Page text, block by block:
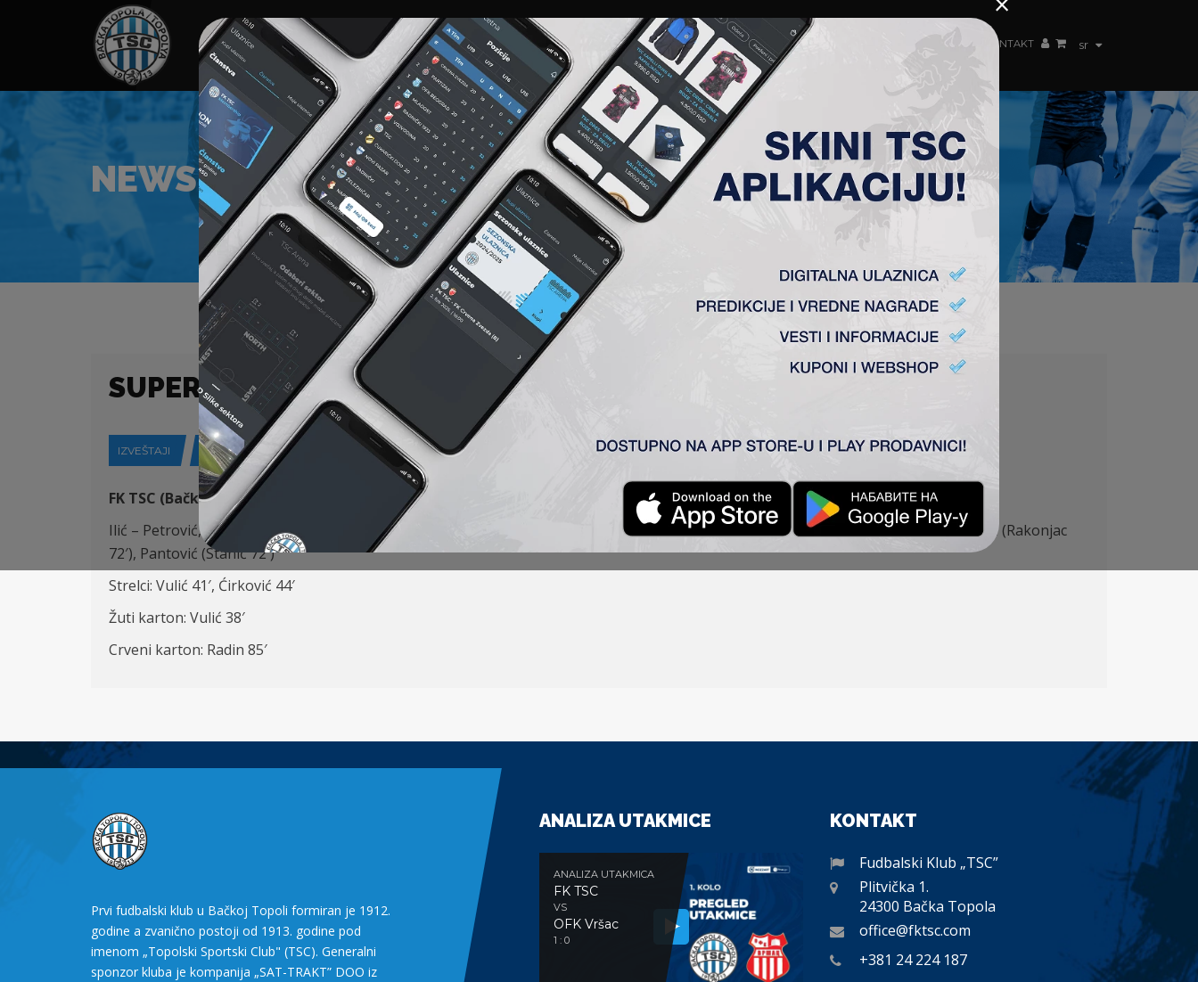
sr
HOME SPONZORI NEWS GALERIJE A TIM ČLANSTVO AKREDITACIJE KLUB AKADEMIJA ŽENSKI TIM KONTAKT
NEWS
SUPER LIGA (23/24) KOLO 27, TSC – VOŽDOVAC 2:0
IZVEŠTAJI 30-03-2024
FK TSC (Bačka Topola) – FK Voždovac (Beograd)
Ilić – Petrović, Antonić (K), Stojić, Vlalukin – Vulić (Đakovac 75′), Radin , Milosavljavić (Đorđević 83′) – Ćirković (Cvetković 89′), Jovanović (Rakonjac
72′), Pantović (Stanić 72′)
Strelci: Vulić 41′, Ćirković 44′
Žuti karton: Vulić 38′
Crveni karton: Radin 85′
Prvi fudbalski klub u Bačkoj Topoli formiran je 1912.
godine a zvanično postoji od 1913. godine pod
imenom „Topolski Sportski Club" (TSC). Generalni
sponzor kluba je kompanija „SAT-TRAKT” DOO iz
ANALIZA UTAKMICE
ANALIZA UTAKMICA
FK TSC
VS
OFK Vršac
1 : 0
KONTAKT
Fudbalski Klub „TSC”
Plitvička 1.
24300 Bačka Topola
office@fktsc.com
+381 24 224 187